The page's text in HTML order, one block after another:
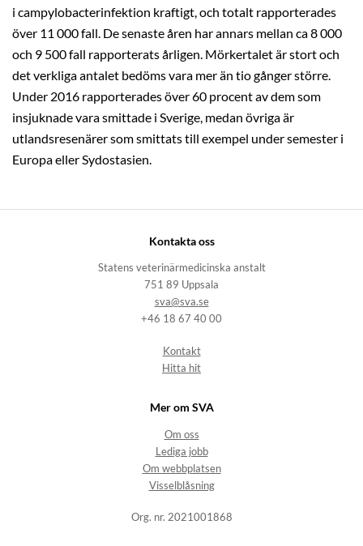
i campylobacterinfektion kraftigt, och totalt rapporterades
över 11 000 fall. De senaste åren har annars mellan ca 8 000
och 9 500 fall rapporterats årligen. Mörkertalet är stort och
det verkliga antalet bedöms vara mer än tio gånger större.
Under 2016 rapporterades över 60 procent av dem som
insjuknade vara smittade i Sverige, medan övriga är
utlandsresenärer som smittats till exempel under semester i
Europa eller Sydostasien.
Kontakta oss
Statens veterinärmedicinska anstalt
751 89 Uppsala
sva@sva.se
+46 18 67 40 00
Kontakt
Hitta hit
Mer om SVA
Om oss
Lediga jobb
Om webbplatsen
Visselblåsning
Org. nr. 2021001868